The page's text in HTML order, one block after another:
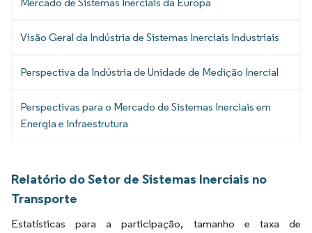
Visão Geral da Indústria de Sistemas Inerciais Industriais
Perspectiva da Indústria de Unidade de Medição Inercial
Perspectivas para o Mercado de Sistemas Inerciais em
Energia e Infraestrutura
Relatório do Setor de Sistemas Inerciais no
Transporte
Estatísticas para a participação, tamanho e taxa de